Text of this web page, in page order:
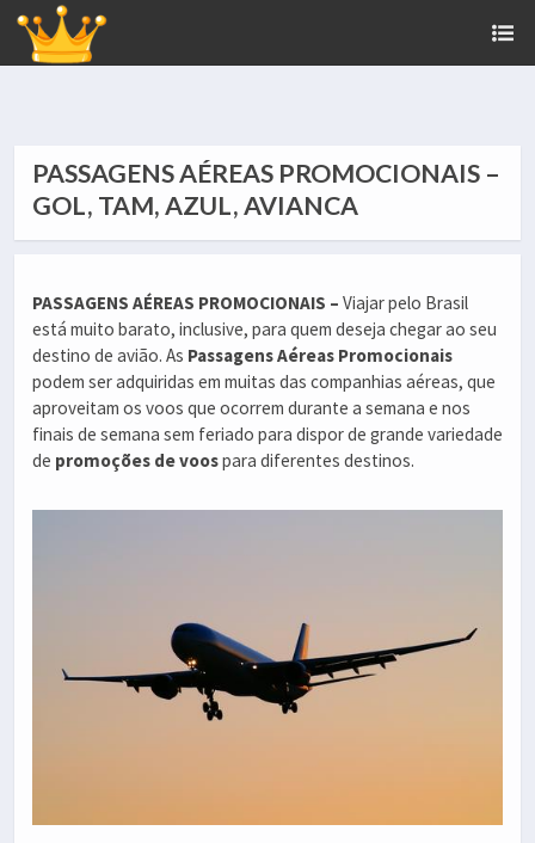
PASSAGENS AÉREAS PROMOCIONAIS –
GOL, TAM, AZUL, AVIANCA
PASSAGENS AÉREAS PROMOCIONAIS – Viajar pelo Brasil
está muito barato, inclusive, para quem deseja chegar ao seu
destino de avião. As Passagens Aéreas Promocionais
podem ser adquiridas em muitas das companhias aéreas, que
aproveitam os voos que ocorrem durante a semana e nos
finais de semana sem feriado para dispor de grande variedade
de promoções de voospara diferentes destinos.